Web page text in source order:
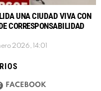
UNA CIUDAD VIVA CON
CORRESPONSABILIDAD
2026, 14:01
FACEBOOK